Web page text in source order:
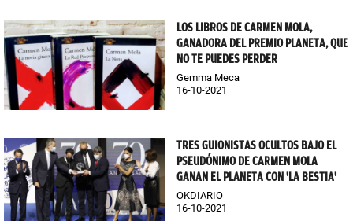
LOS LIBROS DE CARMEN MOLA,
GANADORA DEL PREMIO PLANETA, QUE
NO TE PUEDES PERDER
Gemma Meca
16-10-2021
TRES GUIONISTAS OCULTOS BAJO EL
PSEUDÓNIMO DE CARMEN MOLA
GANAN EL PLANETA CON 'LA BESTIA'
OKDIARIO
16-10-2021